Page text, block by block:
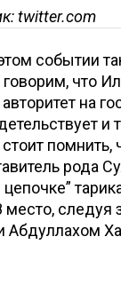
twitter.com
событии
что
на
и
помнить,
рода
место,
Абдуллахом